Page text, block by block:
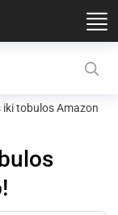
iki tobulos Amazon